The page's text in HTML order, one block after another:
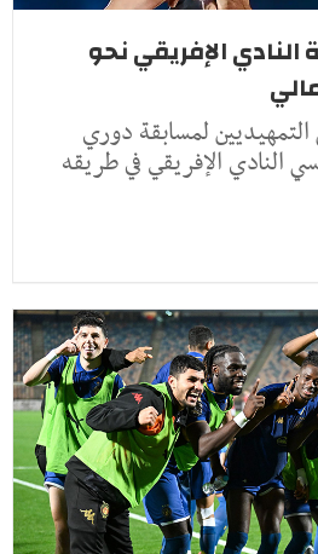
النادي الإفريقي نحو
لمسابقة دوري
النادي الإفريقي في طريقه